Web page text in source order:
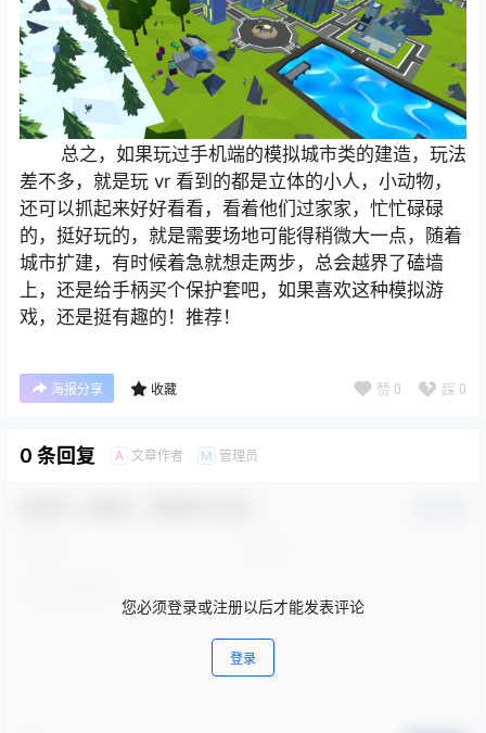
总之，如果玩过手机端的模拟城市类的建造，玩法
差不多，就是玩 vr 看到的都是立体的小人，小动物，
还可以抓起来好好看看，看着他们过家家，忙忙碌碌
的，挺好玩的，就是需要场地可能得稍微大一点，随着
城市扩建，有时候着急就想走两步，总会越界了磕墙
上，还是给手柄买个保护套吧，如果喜欢这种模拟游
戏，还是挺有趣的！推荐！
海报分享 收藏 赞 0 踩 0
0 条回复 A 文章作者 M 管理员
您必须登录或注册以后才能发表评论
登录